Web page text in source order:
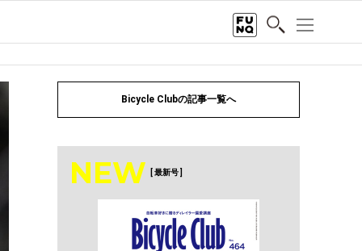
Bicycle Clubの記事一覧へ
NEW [ 最新号 ]